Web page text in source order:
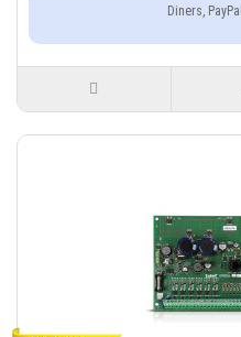
Diners,